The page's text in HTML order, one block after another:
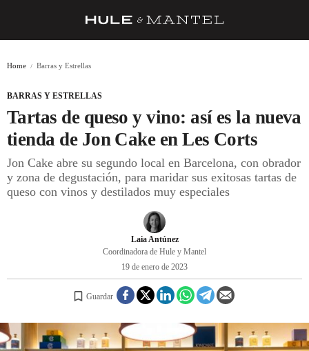
BARRAS Y ESTRELLAS
DÓNDE COMER
ÍDOLOS DE MESAS
REGISTRO
Home Barras y Estrellas
BARRAS Y ESTRELLAS
Tartas de queso y vino: así es la nueva
tienda de Jon Cake en Les Corts
Jon Cake abre su segundo local en Barcelona, con obrador
y zona de degustación, para maridar sus exitosas tartas de
queso con vinos y destilados muy especiales
Laia Antúnez
Coordinadora de Hule y Mantel
19 de enero de 2023
Guardar